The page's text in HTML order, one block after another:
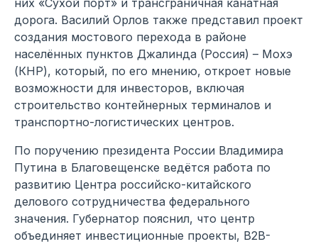
дорога. Василий Орлов также представил проект
создания мостового перехода в районе
населённых пунктов Джалинда (Россия) – Мохэ
(КНР), который, по его мнению, откроет новые
возможности для инвесторов, включая
строительство контейнерных терминалов и
транспортно-логистических центров.
По поручению президента России Владимира
Путина в Благовещенске ведётся работа по
развитию Центра российско-китайского
делового сотрудничества федерального
значения. Губернатор пояснил, что центр
объединяет инвестиционные проекты, B2B-